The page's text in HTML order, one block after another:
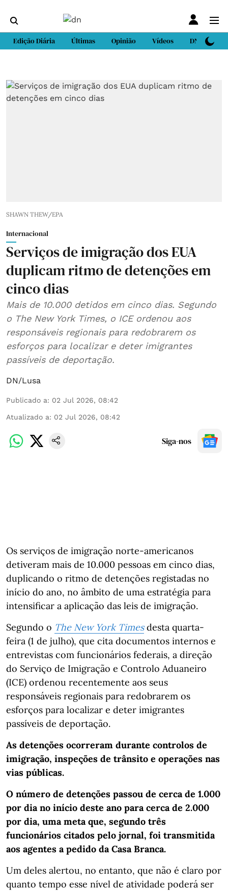
Edição Diária Últimas Opinião Vídeos DN Sport
SHAWN THEW/EPA
Internacional
Serviços de imigração dos EUA
duplicam ritmo de detenções em
cinco dias
Mais de 10.000 detidos em cinco dias. Segundo
o The New York Times, o ICE ordenou aos
responsáveis regionais para redobrarem os
esforços para localizar e deter imigrantes
passíveis de deportação.
DN/Lusa
Publicado a: 02 Jul 2026, 08:42
Atualizado a: 02 Jul 2026, 08:42
Siga-nos
Os serviços de imigração norte-americanos
detiveram mais de 10.000 pessoas em cinco dias,
duplicando o ritmo de detenções registadas no
início do ano, no âmbito de uma estratégia para
intensificar a aplicação das leis de imigração.
Segundo o The New York Timesdesta quarta-
feira (1 de julho), que cita documentos internos e
entrevistas com funcionários federais, a direção
do Serviço de Imigração e Controlo Aduaneiro
(ICE) ordenou recentemente aos seus
responsáveis regionais para redobrarem os
esforços para localizar e deter imigrantes
passíveis de deportação.
As detenções ocorreram durante controlos de
imigração, inspeções de trânsito e operações nas
vias públicas.
O número de detenções passou de cerca de 1.000
por dia no início deste ano para cerca de 2.000
por dia, uma meta que, segundo três
funcionários citados pelo jornal, foi transmitida
aos agentes a pedido da Casa Branca.
Um deles alertou, no entanto, que não é claro por
quanto tempo esse nível de atividade poderá ser